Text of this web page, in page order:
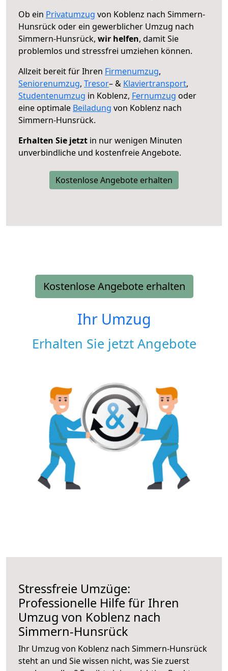
Ob ein Privatumzug von Koblenz nach Simmern-
Hunsrück oder ein gewerblicher Umzug nach
Simmern-Hunsrück, wir helfen, damit Sie
problemlos und stressfrei umziehen können.
Allzeit bereit für Ihren Firmenumzug,
Seniorenumzug, Tresor– & Klaviertransport,
Studentenumzug in Koblenz, Fernumzug oder
eine optimale Beiladung von Koblenz nach
Simmern-Hunsrück.
Erhalten Sie jetzt in nur wenigen Minuten
unverbindliche und kostenfreie Angebote.
Kostenlose Angebote erhalten
Kostenlose Angebote erhalten
Ihr Umzug
Erhalten Sie jetzt Angebote
Stressfreie Umzüge:
Professionelle Hilfe für Ihren
Umzug von Koblenz nach
Simmern-Hunsrück
Ihr Umzug von Koblenz nach Simmern-Hunsrück
steht an und Sie wissen nicht, was Sie zuerst